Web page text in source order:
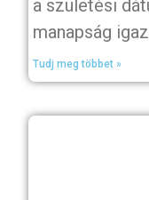
a születési
manapság
Tudj meg többet »